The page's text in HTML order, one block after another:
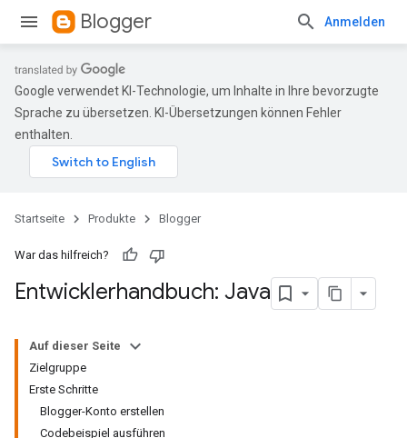
Blogger Anmelden
Google verwendet KI-Technologie, um Inhalte in Ihre bevorzugte
Sprache zu übersetzen. KI-Übersetzungen können Fehler
enthalten.
Startseite Produkte Blogger
War das hilfreich?
Entwicklerhandbuch: Java
Auf dieser Seite
Zielgruppe
Erste Schritte
Blogger-Konto erstellen
Codebeispiel ausführen